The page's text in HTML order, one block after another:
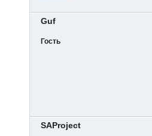
Guf
Гость
SAProject